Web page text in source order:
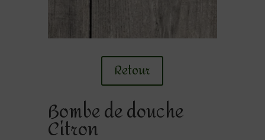
Retour
Bombe de douche
Citron